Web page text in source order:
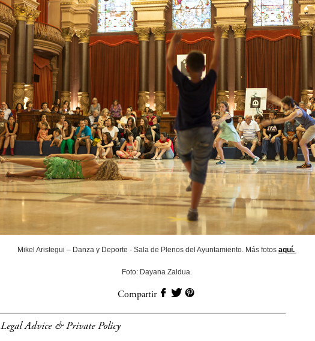
Mikel Aristegui – Danza y Deporte - Sala de Plenos del Ayuntamiento. Más fotos aquí.
Foto: Dayana Zaldua.
Compartir
Legal Advice & Private Policy